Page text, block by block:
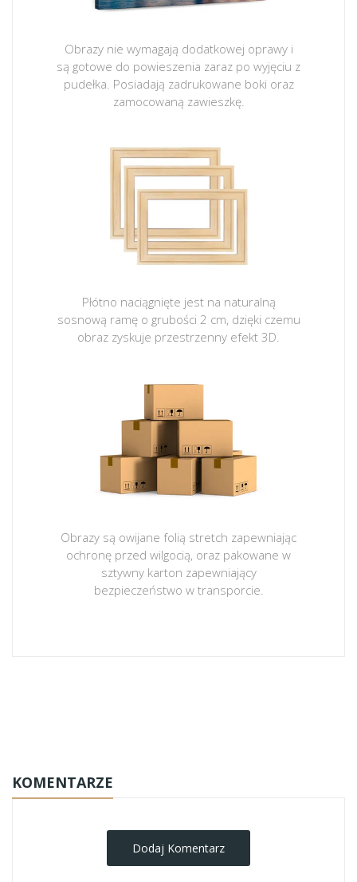
Obrazy nie wymagają dodatkowej oprawy i
są gotowe do powieszenia zaraz po wyjęciu z
pudełka. Posiadają zadrukowane boki oraz
zamocowaną zawieszkę.
Płótno naciągnięte jest na naturalną
sosnową ramę o grubości 2 cm, dzięki czemu
obraz zyskuje przestrzenny efekt 3D.
Obrazy są owijane folią stretch zapewniając
ochronę przed wilgocią, oraz pakowane w
sztywny karton zapewniający
bezpieczeństwo w transporcie.
KOMENTARZE
Dodaj Komentarz